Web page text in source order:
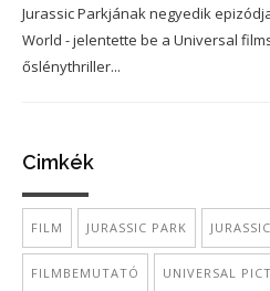
Jurassic Parkjának negyedik
World - jelentette be a Universal
őslénythriller...
Cimkék
FILM JURASSIC PARK
FILMBEMUTATÓ UNIVERSAL